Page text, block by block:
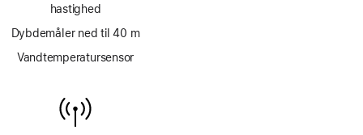
hastighed
Dybdemåler ned til 40 m
Vandtemperatursensor